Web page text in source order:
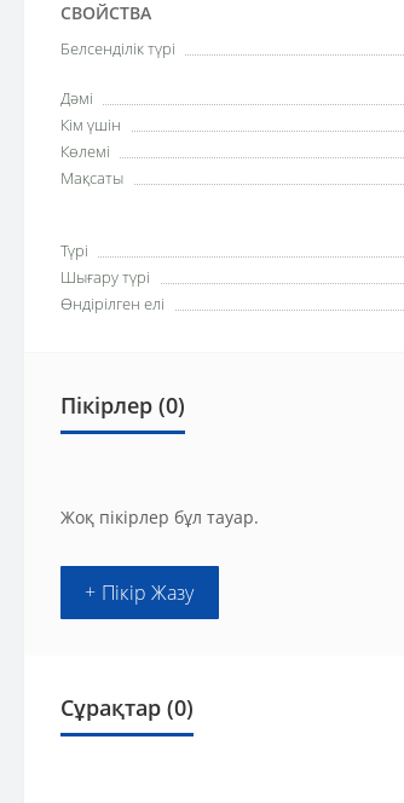
СВОЙСТВА
Белсенділік түрі
Дәмі
Кім үшін
Көлемі
Мақсаты
Түрі
Шығару түрі
Өндірілген елі
Пікірлер (0)
Жоқ пікірлер бұл тауар.
+ Пікір Жазу
Сұрақтар (0)